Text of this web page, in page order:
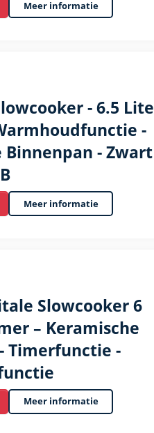
Meer informatie
- 6.5
-
Binnenpan -
Meer informatie
Slowcooker 6
– Keramische
Timerfunctie -
Meer informatie